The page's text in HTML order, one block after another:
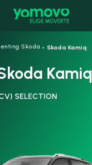
Skoda · Skoda Kamiq
Kamiq
SELECTION